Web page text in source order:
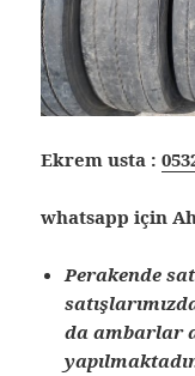
Ekrem usta :
whatsapp için
Perakende
da ambarlar